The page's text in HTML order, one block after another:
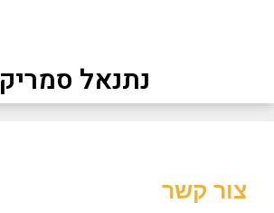
נתנאל סמריק
צור קשר